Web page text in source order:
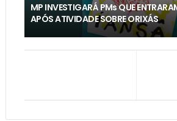
MP INVESTIGARÁ PMs QUE
APÓS ATIVIDADE SOBRE ORIXÁS